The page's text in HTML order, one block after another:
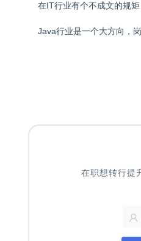
在IT行业有个不成文的规
Java行业是一个大方向，
在职想转行提